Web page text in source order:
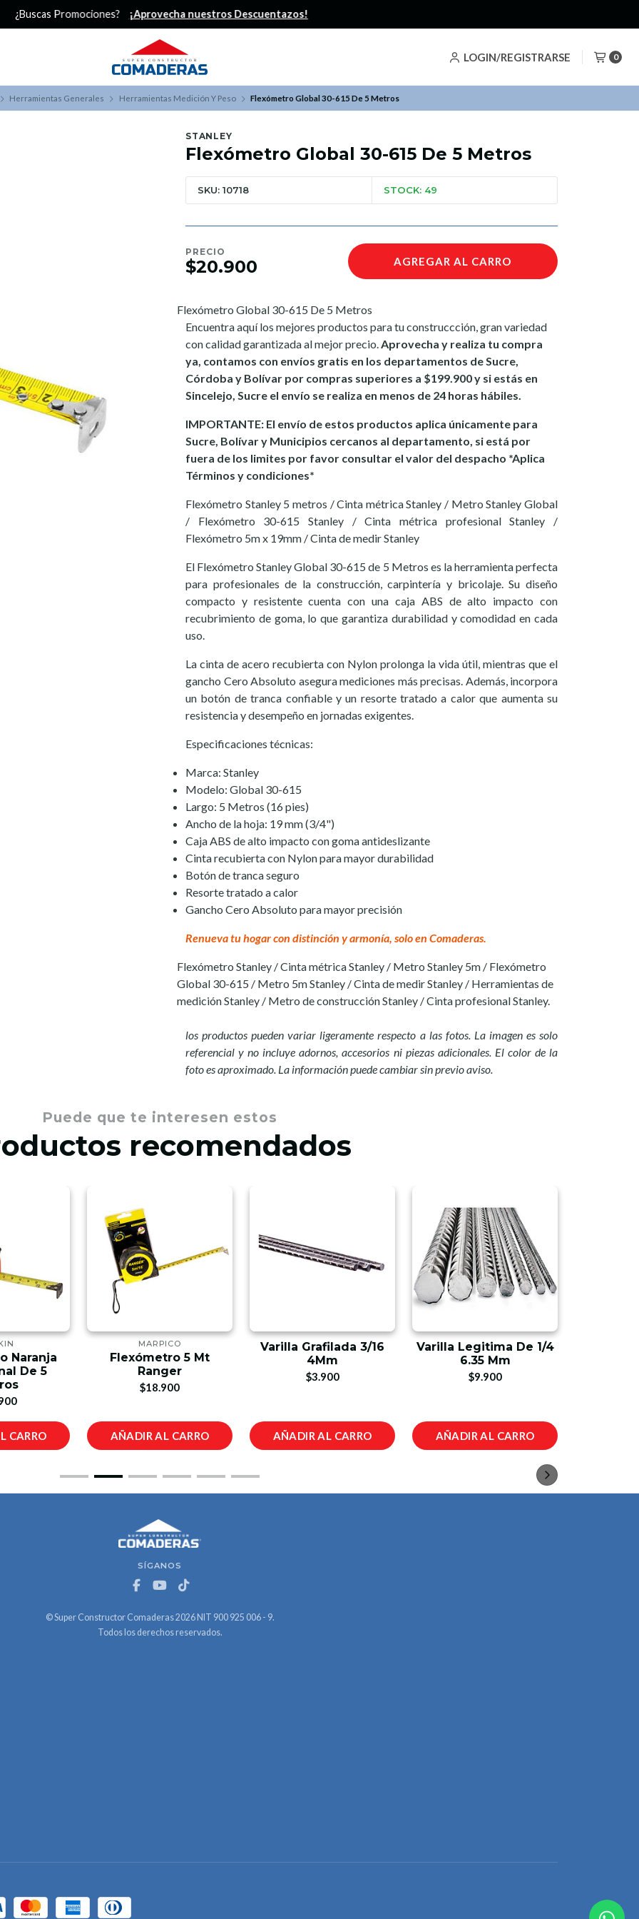
LOGIN/REGISTRARSE 0
¿Buscas Promociones? ¡Aprovecha nuestros Descuentazos!
Herramientas Generales Herramientas Medición Y Peso Flexómetro Global 30-615 De 5 Metros
STANLEY
Flexómetro Global 30-615 De 5 Metros
SKU: 10718 STOCK: 49
PRECIO
$20.900 AGREGAR AL CARRO
Flexómetro Global 30-615 De 5 Metros
Encuentra aquí los mejores productos para tu construccción, gran variedad
con calidad garantizada al mejor precio.Aprovecha y realiza tu compra
ya, contamos con envíos gratis en los departamentos de Sucre,
Córdoba y Bolívar por compras superiores a $199.900 y si estás en
Sincelejo, Sucre el envío se realiza en menos de 24 horas hábiles.
IMPORTANTE: El envío de estos productos aplica únicamente para
Sucre, Bolívar y Municipios cercanos al departamento, si está por
fuera de los limites por favor consultar el valor del despacho *Aplica
Términos y condiciones*
Flexómetro Stanley 5 metros / Cinta métrica Stanley / Metro Stanley Global
/ Flexómetro 30-615 Stanley / Cinta métrica profesional Stanley /
Flexómetro 5m x 19mm / Cinta de medir Stanley
El Flexómetro Stanley Global 30-615 de 5 Metros es la herramienta perfecta
para profesionales de la construcción, carpintería y bricolaje. Su diseño
compacto y resistente cuenta con una caja ABS de alto impacto con
recubrimiento de goma, lo que garantiza durabilidad y comodidad en cada
uso.
La cinta de acero recubierta con Nylon prolonga la vida útil, mientras que el
gancho Cero Absoluto asegura mediciones más precisas. Además, incorpora
un botón de tranca confiable y un resorte tratado a calor que aumenta su
resistencia y desempeño en jornadas exigentes.
Especificaciones técnicas:
Marca: Stanley
Modelo: Global 30-615
Largo: 5 Metros (16 pies)
Ancho de la hoja: 19 mm (3/4")
Caja ABS de alto impacto con goma antideslizante
Cinta recubierta con Nylon para mayor durabilidad
Botón de tranca seguro
Resorte tratado a calor
Gancho Cero Absoluto para mayor precisión
Renueva tu hogar con distinción y armonía, solo en Comaderas.
Flexómetro Stanley / Cinta métrica Stanley / Metro Stanley 5m / Flexómetro
Global 30-615 / Metro 5m Stanley / Cinta de medir Stanley / Herramientas de
medición Stanley / Metro de construcción Stanley / Cinta profesional Stanley.
los productos pueden variar ligeramente respecto a las fotos. La imagen es solo
referencial y no incluye adornos, accesorios ni piezas adicionales. El color de la
foto es aproximado. La información puede cambiar sin previo aviso.
Puede que te interesen estos
recomendados
Naranja
De 5
CARRO
MARPICO
Flexómetro 5 Mt
Ranger
$18.900
AÑADIR AL CARRO
Varilla Grafilada 3/16
4Mm
$3.900
AÑADIR AL CARRO
Varilla Legitima De 1/4
6.35 Mm
$9.900
AÑADIR AL CARRO
SÍGANOS
© Super Constructor Comaderas 2026 NIT 900 925 006 - 9.
Todos los derechos reservados.